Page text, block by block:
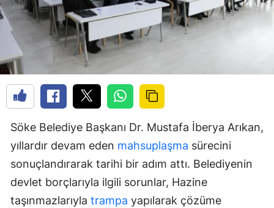
Söke Belediye Başkanı Dr. Mustafa İberya Arıkan,
yıllardır devam eden mahsuplaşma sürecini
sonuçlandırarak tarihi bir adım attı. Belediyenin
devlet borçlarıyla ilgili sorunlar, Hazine
taşınmazlarıyla trampa yapılarak çözüme